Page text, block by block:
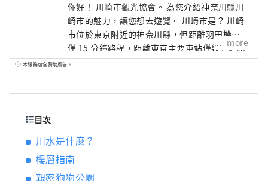
你好！ 川崎市觀光協會。 為您介紹神奈川縣川
崎市的魅力，讓您想去遊覽。 川崎市是？ 川崎
市位於東京附近的神奈川縣，但距離羽田機場
僅 15 分鐘路程，距離東京主要車站僅幾分鐘路
程，而且靠近橫濱、鎌倉和箱根，是一個人口
聞名，該景觀誕生於支撐日本經濟快速增長的
工業區，但它也作為東海道五十三次之一而繁
榮起來。 東海道是東京到京都的主要幹道，由
more
本服務包含贊助廣告。
目次
川水是什麼？
樓層指南
親密狗狗公園